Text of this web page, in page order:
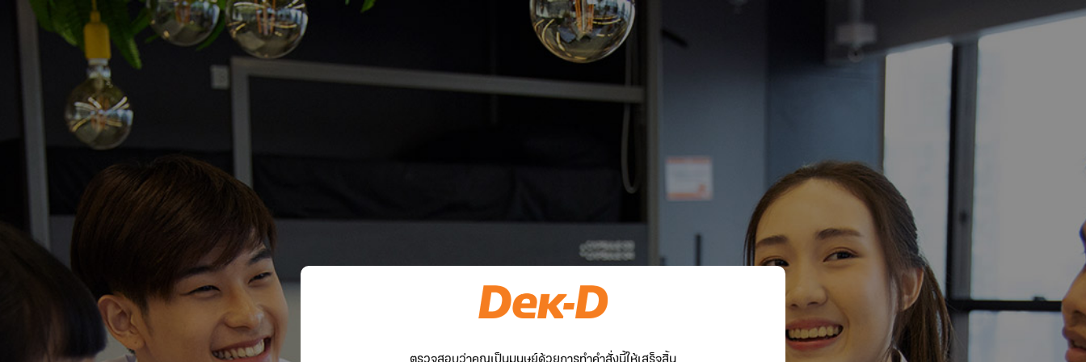
ตรวจสอบว่าคุณเป็นมนุษย์ด้วยการทำคำสั่งนี้ให้เสร็จสิ้น